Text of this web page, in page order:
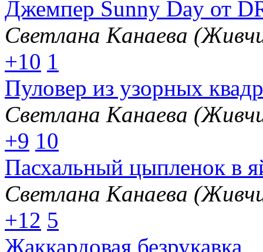
Джемпер Sunny Day от
Светлана Канаева
+10 1
Пуловер из узорных
Светлана Канаева
+9 10
Пасхальный цыпленок в
Светлана Канаева
+12 5
Жаккардовая безрукавка